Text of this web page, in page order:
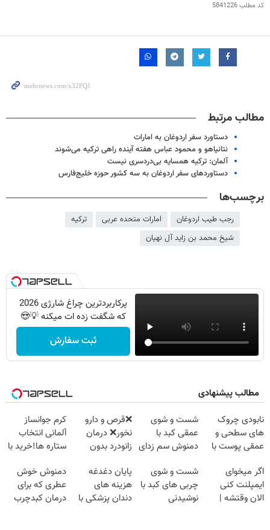
کد مطلب5841226
مطالب مرتبط
دستاورد سفر اردوغان به امارات
نتانیاهو و محمود عباس هفته آینده راهی ترکیه می‌شوند
آلمان: ترکیه همسایه بی‌دردسری نیست
دستاوردهای سفر اردوغان به سه کشور حوزه خلیج‌فارس
برچسب‌ها
رجب طیب اردوغان امارات متحده عربی
ترکیه
شیخ محمد بن زاید آل نهیان
پرکاربردترین چراغ شارژی 2026
که شگفت زده ات میکنه 💡😍
ثبت سفارش
مطالب پیشنهادی
نابودی چروک
های سطحی و
عمقی پوست با
آلمانی(45%تخفیف)
شست و شوی
عمقی کبد با
دمنوش سم زدای
❌قرص‌ و دارو
نخور❌ درمان
زانودرد بدون
کرم جوانساز
آلمانی انتخاب
ستاره ها!خرید با
اگر میخوای
ایمپلنت کنی
الان وقتشه |
شست و شوی
چربی های کبد با
نوشیدنی
پایان دغدغه
هزینه های
دندان پزشکی با
دمنوش خوش
عطری که برای
درمان کبدچرب